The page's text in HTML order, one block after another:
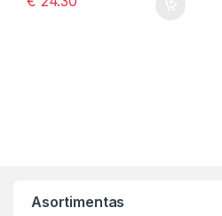
Asortimentas